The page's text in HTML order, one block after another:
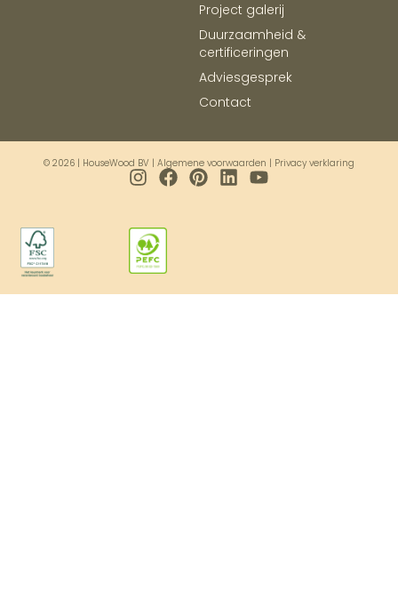
Project galerij
Duurzaamheid &
certificeringen
Adviesgesprek
Contact
© 2026 | HouseWood BV | Algemene voorwaarden | Privacy verklaring